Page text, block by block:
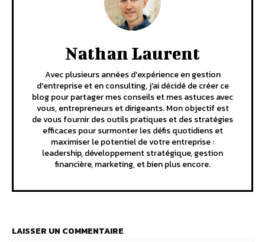
Nathan Laurent
Avec plusieurs années d'expérience en gestion
d'entreprise et en consulting, j'ai décidé de créer ce
blog pour partager mes conseils et mes astuces avec
vous, entrepreneurs et dirigeants. Mon objectif est
de vous fournir des outils pratiques et des stratégies
efficaces pour surmonter les défis quotidiens et
maximiser le potentiel de votre entreprise :
leadership, développement stratégique, gestion
financière, marketing, et bien plus encore.
LAISSER UN COMMENTAIRE